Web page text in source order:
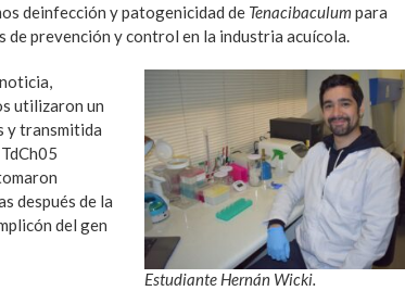
deinfección y patogenicidad de Tenacibaculum para
prevención y control en la industria acuícola.
Estudiante Hernán Wicki.
utilizaron un
y transmitida
TdCh05
después de la
del gen